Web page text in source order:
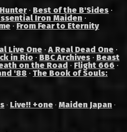
· Best of the B'Sides ·
Iron Maiden ·
· From Fear to Eternity
Live One ·A Real Dead One ·
in Rio · BBC Archives · Beast
on the Road · Flight 666 ·
'88 · The Book of Souls:
· Live!! +one · Maiden Japan ·